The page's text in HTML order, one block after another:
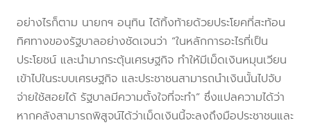
อย่างไรก็ตาม นายกฯ อนุทิน ได้ทิ้งท้ายด้วยประโยคที่สะท้อน
ทิศทางของรัฐบาลอย่างชัดเจนว่า “ในหลักการอะไรที่เป็น
ประโยชน์ และนำมากระตุ้นเศรษฐกิจ ทำให้มีเม็ดเงินหมุนเวียน
เข้าไปในระบบเศรษฐกิจ และประชาชนสามารถนำเงินนั้นไปจับ
จ่ายใช้สอยได้ รัฐบาลมีความตั้งใจที่จะทำ” ซึ่งแปลความได้ว่า
หากคลังสามารถพิสูจน์ได้ว่าเม็ดเงินนี้จะลงถึงมือประชาชนและ